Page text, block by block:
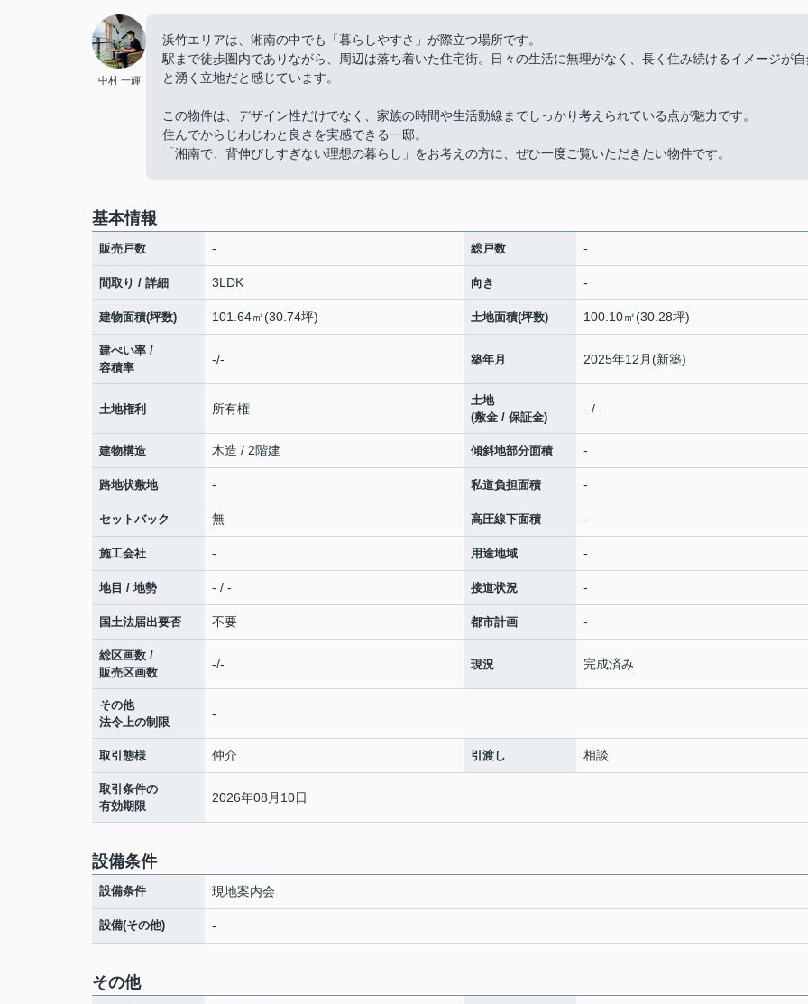
中村 一輝
浜竹エリアは、湘南の中でも「暮らしやすさ」が際立つ場所です。
駅まで徒歩圏内でありながら、周辺は落ち着いた住宅街。日々の生活に無理がなく、長く住み続けるイメージが
と湧く立地だと感じています。
この物件は、デザイン性だけでなく、家族の時間や生活動線までしっかり考えられている点が魅力です。
住んでからじわじわと良さを実感できる一邸。
「湘南で、背伸びしすぎない理想の暮らし」をお考えの方に、ぜひ一度ご覧いただきたい物件です。
基本情報
販売戸数 - 総戸数 -
間取り / 詳細 3LDK 向き -
建物面積(坪数) 101.64㎡(30.74坪) 土地面積(坪数) 100.10㎡(30.28坪)
建ぺい率 /
容積率
-/- 築年月 2025年12月(新築)
土地権利 所有権
土地
(敷金 / 保証金)
- / -
建物構造 木造 / 2階建 傾斜地部分面積 -
路地状敷地 - 私道負担面積 -
セットバック 無 高圧線下面積 -
施工会社 - 用途地域 -
地目 / 地勢 - / - 接道状況 -
国土法届出要否 不要 都市計画 -
総区画数 /
販売区画数
-/- 現況 完成済み
その他
法令上の制限
-
取引態様 仲介 引渡し 相談
取引条件の
有効期限
2026年08月10日
設備条件
設備条件 現地案内会
設備(その他) -
その他